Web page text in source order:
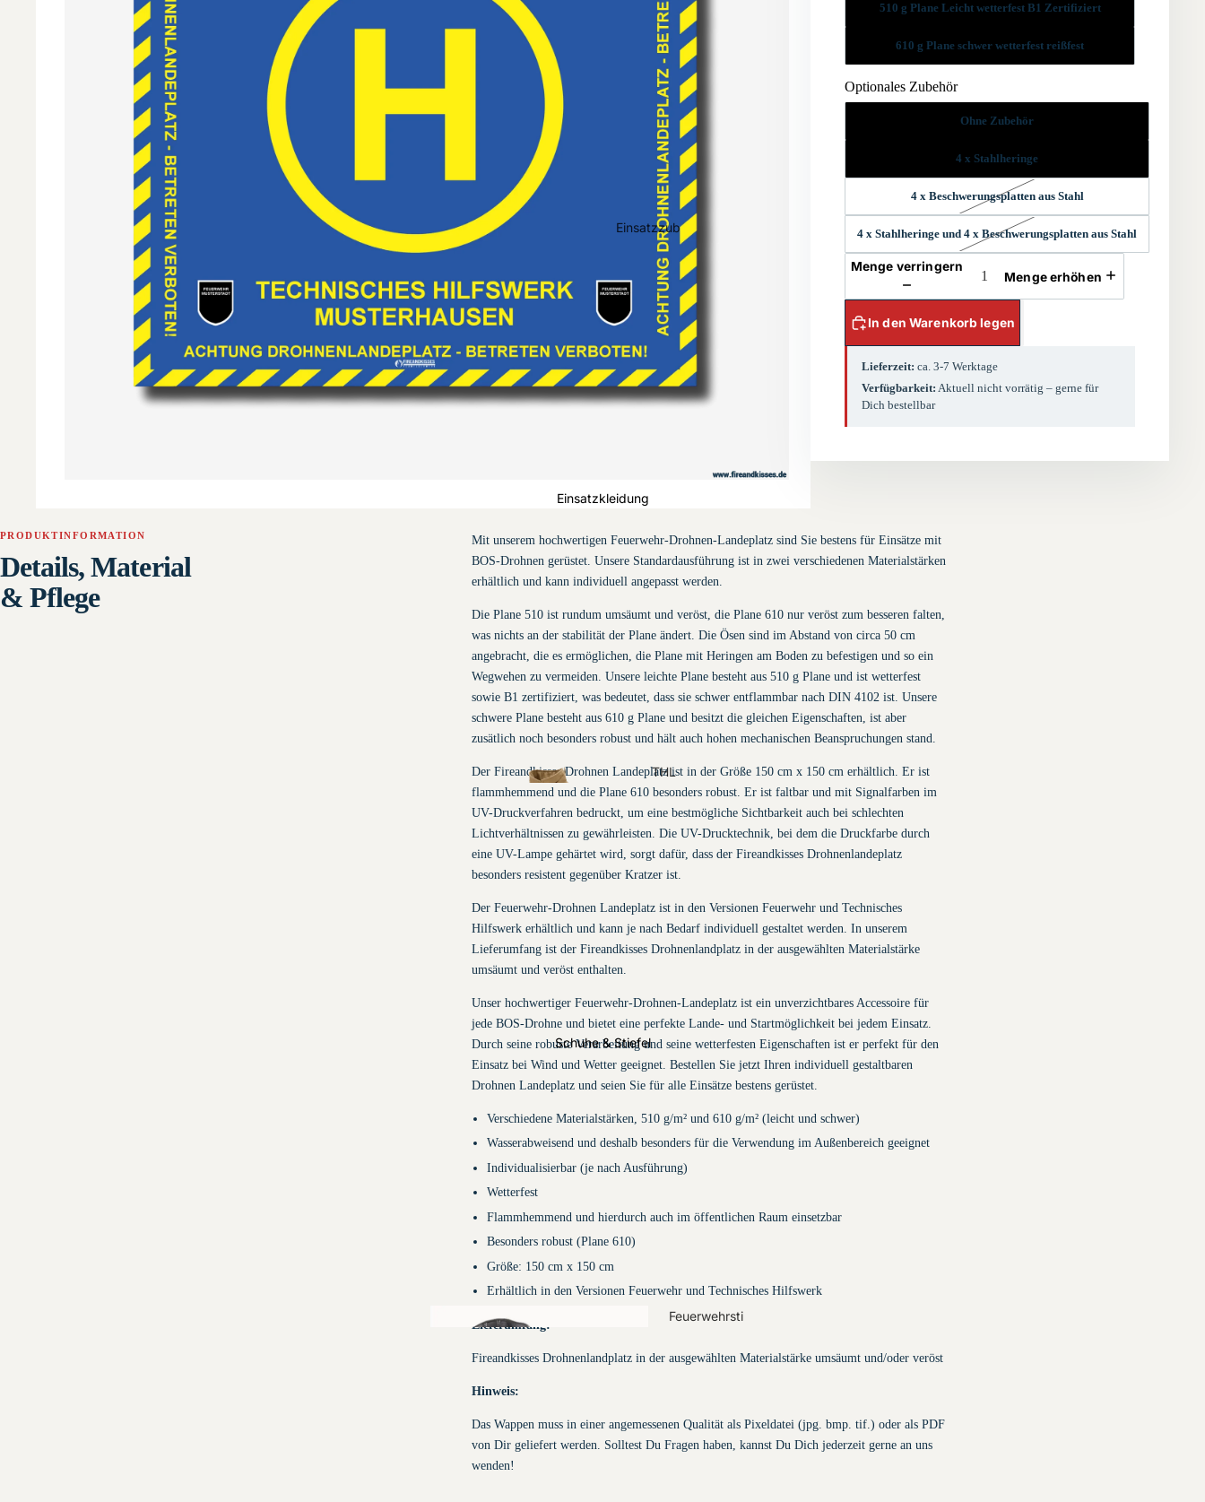
Einsatzzub
Funktionskennzei
chnungen
Magnetsch
nswesten
Einsatzkleidung
THL
Einsatzjacke
n
THL
Einsatzbundhos
en
THL-
Einsatzlatzhos
Schuhe & Stiefel
Feuerwehrsti
510 g Plane Leicht wetterfest B1 Zertifiziert
610 g Plane schwer wetterfest reißfest
Optionales Zubehör
Ohne Zubehör
4 x Stahlheringe
4 x Beschwerungsplatten aus Stahl
4 x Stahlheringe und 4 x Beschwerungsplatten aus Stahl
Menge verringern
Menge erhöhen
In den Warenkorb legen
Lieferzeit: ca. 3-7 Werktage
Verfügbarkeit: Aktuell nicht vorrätig – gerne für
Dich bestellbar
PRODUKTINFORMATION
Details, Material
& Pflege
Mit unserem hochwertigen Feuerwehr-Drohnen-Landeplatz sind Sie bestens für Einsätze mit
BOS-Drohnen gerüstet. Unsere Standardausführung ist in zwei verschiedenen Materialstärken
erhältlich und kann individuell angepasst werden.
Die Plane 510 ist rundum umsäumt und veröst, die Plane 610 nur veröst zum besseren falten,
was nichts an der stabilität der Plane ändert. Die Ösen sind im Abstand von circa 50 cm
angebracht, die es ermöglichen, die Plane mit Heringen am Boden zu befestigen und so ein
Wegwehen zu vermeiden. Unsere leichte Plane besteht aus 510 g Plane und ist wetterfest
sowie B1 zertifiziert, was bedeutet, dass sie schwer entflammbar nach DIN 4102 ist. Unsere
schwere Plane besteht aus 610 g Plane und besitzt die gleichen Eigenschaften, ist aber
zusätlich noch besonders robust und hält auch hohen mechanischen Beanspruchungen stand.
Der Fireandkisses Drohnen Landeplatz ist in der Größe 150 cm x 150 cm erhältlich. Er ist
flammhemmend und die Plane 610 besonders robust. Er ist faltbar und mit Signalfarben im
UV-Druckverfahren bedruckt, um eine bestmögliche Sichtbarkeit auch bei schlechten
Lichtverhältnissen zu gewährleisten. Die UV-Drucktechnik, bei dem die Druckfarbe durch
eine UV-Lampe gehärtet wird, sorgt dafür, dass der Fireandkisses Drohnenlandeplatz
besonders resistent gegenüber Kratzer ist.
Der Feuerwehr-Drohnen Landeplatz ist in den Versionen Feuerwehr und Technisches
Hilfswerk erhältlich und kann je nach Bedarf individuell gestaltet werden. In unserem
Lieferumfang ist der Fireandkisses Drohnenlandplatz in der ausgewählten Materialstärke
umsäumt und veröst enthalten.
Unser hochwertiger Feuerwehr-Drohnen-Landeplatz ist ein unverzichtbares Accessoire für
jede BOS-Drohne und bietet eine perfekte Lande- und Startmöglichkeit bei jedem Einsatz.
Durch seine robuste Verarbeitung und seine wetterfesten Eigenschaften ist er perfekt für den
Einsatz bei Wind und Wetter geeignet. Bestellen Sie jetzt Ihren individuell gestaltbaren
Drohnen Landeplatz und seien Sie für alle Einsätze bestens gerüstet.
Verschiedene Materialstärken, 510 g/m² und 610 g/m² (leicht und schwer)
Wasserabweisend und deshalb besonders für die Verwendung im Außenbereich geeignet
Individualisierbar(je nach Ausführung)
Wetterfest
Flammhemmend und hierdurch auch im öffentlichen Raum einsetzbar
Besonders robust (Plane 610)
Größe: 150 cm x 150 cm
Erhältlich in den Versionen Feuerwehr und Technisches Hilfswerk
Lieferumfang:
Fireandkisses Drohnenlandplatz in der ausgewählten Materialstärke umsäumt und/oder veröst
Hinweis:
Das Wappen muss in einer angemessenen Qualität als Pixeldatei (jpg. bmp. tif.) oder als PDF
von Dir geliefert werden. Solltest Du Fragen haben, kannst Du Dich jederzeit gerne an uns
wenden!